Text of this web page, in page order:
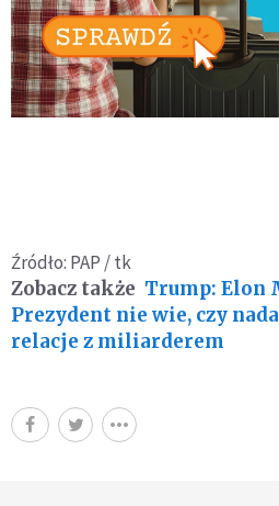
Źródło: PAP / tk
Zobacz także Trump: Elon
Prezydent nie wie, czy
relacje z miliarderem